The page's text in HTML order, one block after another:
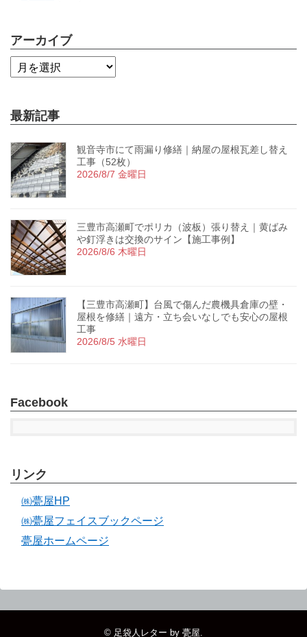
アーカイブ
最新記事
観音寺市にて雨漏り修繕｜納屋の屋根瓦差し替え
工事（52枚）
2026/8/7 金曜日
三豊市高瀬町でポリカ（波板）張り替え｜黄ばみ
や釘浮きは交換のサイン【施工事例】
2026/8/6 木曜日
【三豊市高瀬町】台風で傷んだ農機具倉庫の壁・
屋根を修繕｜遠方・立ち会いなしでも安心の屋根
工事
2026/8/5 水曜日
Facebook
リンク
㈱甍屋HP
㈱甍屋フェイスブックページ
甍屋ホームページ
© 足袋人レター by 甍屋